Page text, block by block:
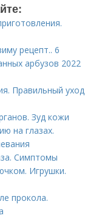
рецепт.. 6
арбузов 2022
Правильный уход
Зуд кожи
на глазах.
Симптомы
Игрушки.
прокола.